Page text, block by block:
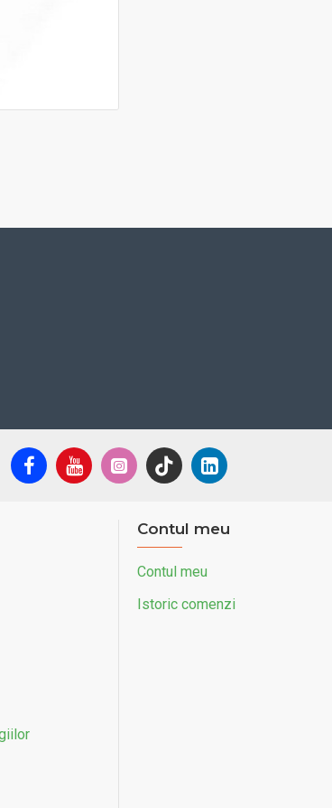
Contul meu
Contul meu
Istoric comenzi